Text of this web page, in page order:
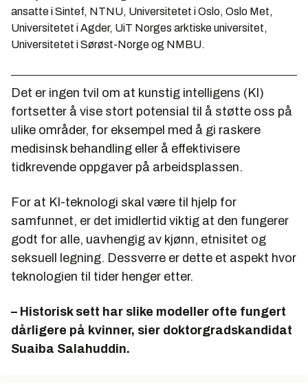
ansatte i Sintef, NTNU, Universitetet i Oslo, Oslo Met,
Universitetet i Agder, UiT Norges arktiske universitet,
Universitetet i Sørøst-Norge og NMBU.
Det er ingen tvil om at kunstig intelligens (KI)
fortsetter å vise stort potensial til å støtte oss på
ulike områder, for eksempel med å gi raskere
medisinsk behandling eller å effektivisere
tidkrevende oppgaver på arbeidsplassen.
For at KI-teknologi skal være til hjelp for
samfunnet, er det imidlertid viktig at den fungerer
godt for alle, uavhengig av kjønn, etnisitet og
seksuell legning. Dessverre er dette et aspekt hvor
teknologien til tider henger etter.
– Historisk sett har slike modeller ofte fungert
dårligere på kvinner, sier doktorgradskandidat
Suaiba Salahuddin.